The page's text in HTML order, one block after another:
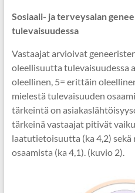
Sosiaali- ja terveysalan
tulevaisuudessa
Vastaajat arvioivat
oleellisuutta tulevaisuudessa
oleellinen, 5= erittäin
mielestä tulevaisuuden
tärkeintä on
tärkeinä vastaajat pitivät
laatutietoisuutta (ka 4,2)
osaamista (ka 4,1). (kuvio 2).